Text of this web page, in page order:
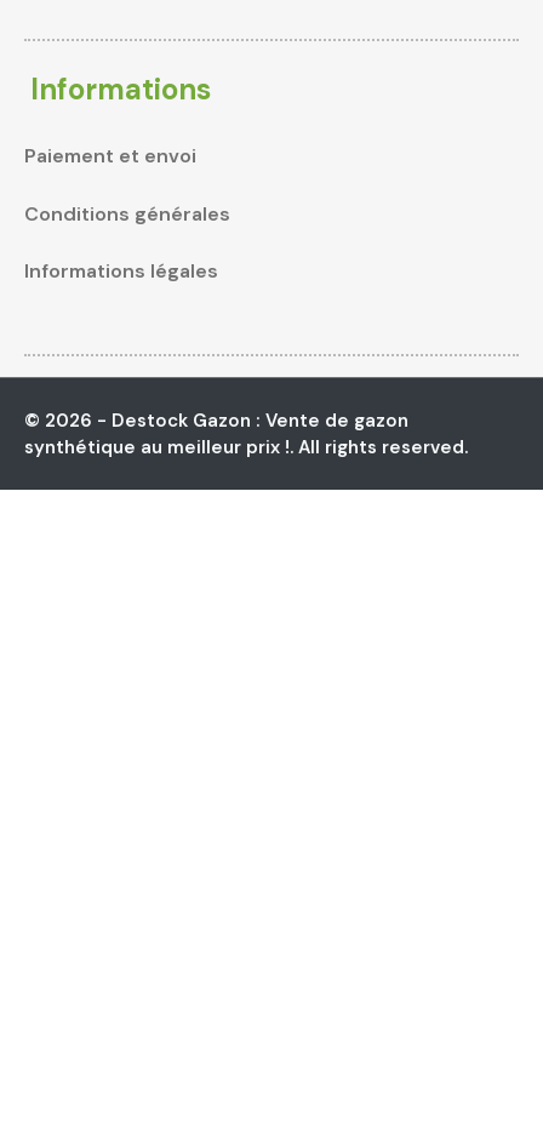
Informations
Paiement et envoi
Conditions générales
Informations légales
© 2026 - Destock Gazon : Vente de gazon
synthétique au meilleur prix !. All rights reserved.